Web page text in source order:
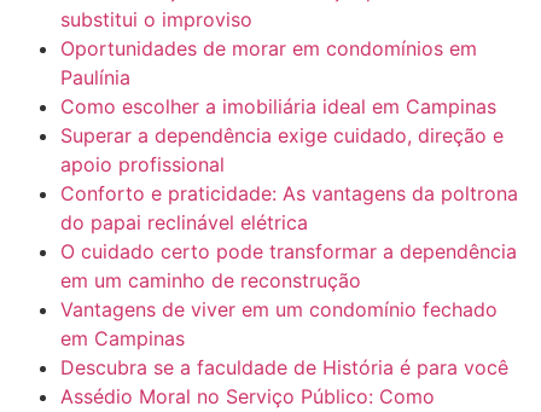
substitui o improviso
Oportunidades de morar em condomínios em
Paulínia
Como escolher a imobiliária ideal em Campinas
Superar a dependência exige cuidado, direção e
apoio profissional
Conforto e praticidade: As vantagens da poltrona
do papai reclinável elétrica
O cuidado certo pode transformar a dependência
em um caminho de reconstrução
Vantagens de viver em um condomínio fechado
em Campinas
Descubra se a faculdade de História é para você
Assédio Moral no Serviço Público: Como